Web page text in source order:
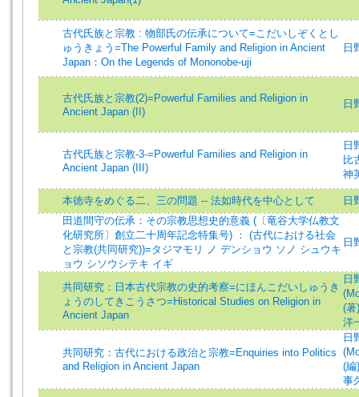
古代氏族と宗教 : 物部氏の伝承について=こだいしぞくとし
ゅうきょう=The Powerful Family and Religion in Ancient
Japan：On the Legends of Mononobe-uji
日
古代氏族と宗教(2)=Powerful Families and Religion in
Ancient Japan (II)
日
古代氏族と宗教-3-=Powerful Families and Religion in
Ancient Japan (III)
日
比
神
本徳寺をめぐる二、三の問題 -- 法如時代を中心として
日
田道間守の伝承：その宗教思想史的意義 (〔竜谷大学仏教文
化研究所〕創立二十周年記念特集号) ： (古代における社会
と宗教(共同研究))=タジマモリ ノ デンショウ ソノ シュウキ
ョウ シソウシテキ イギ
日
共同研究：日本古代宗教の史的考察=にほんこだいしゅうき
ょうのしてきこうさつ=Historical Studies on Religion in
Ancient Japan
日
(著
洋
共同研究：古代における政治と宗教=Enquiries into Politics
and Religion in Ancient Japan
日
(編
事